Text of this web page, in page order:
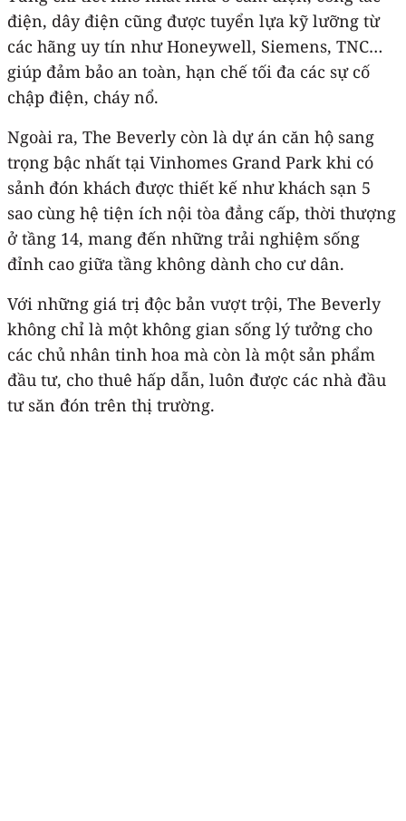
điện, dây điện cũng được tuyển lựa kỹ lưỡng từ
các hãng uy tín như Honeywell, Siemens, TNC…
giúp đảm bảo an toàn, hạn chế tối đa các sự cố
chập điện, cháy nổ.
Ngoài ra, The Beverly còn là dự án căn hộ sang
trọng bậc nhất tại Vinhomes Grand Park khi có
sảnh đón khách được thiết kế như khách sạn 5
sao cùng hệ tiện ích nội tòa đẳng cấp, thời thượng
ở tầng 14, mang đến những trải nghiệm sống
đỉnh cao giữa tầng không dành cho cư dân.
Với những giá trị độc bản vượt trội, The Beverly
không chỉ là một không gian sống lý tưởng cho
các chủ nhân tinh hoa mà còn là một sản phẩm
đầu tư, cho thuê hấp dẫn, luôn được các nhà đầu
tư săn đón trên thị trường.